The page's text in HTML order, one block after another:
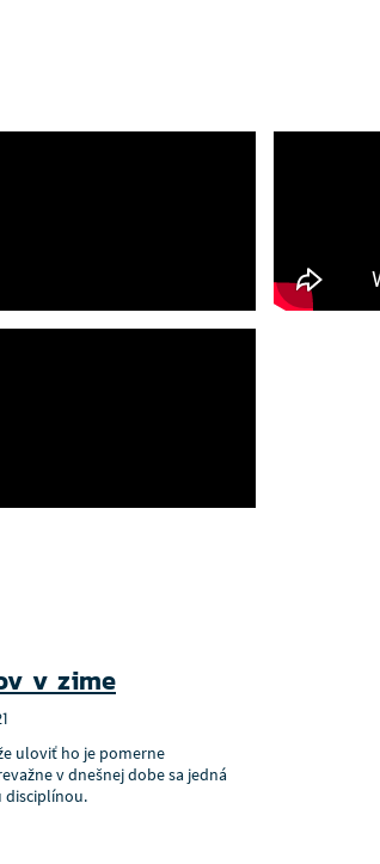
v zime
uloviť ho je pomerne
v dnešnej dobe sa jedná
disciplínou.